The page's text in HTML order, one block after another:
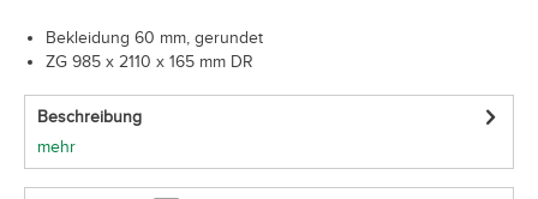
Bekleidung 60 mm, gerundet
ZG 985 x 2110 x 165 mm DR
Beschreibung
mehr